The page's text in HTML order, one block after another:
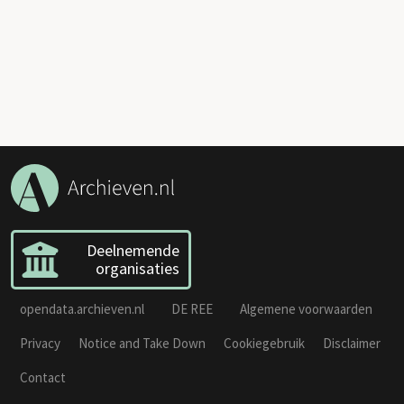
Deelnemende
organisaties
opendata.archieven.nl DE REE
Algemene voorwaarden
Privacy
Notice and Take Down Cookiegebruik
Disclaimer
Contact